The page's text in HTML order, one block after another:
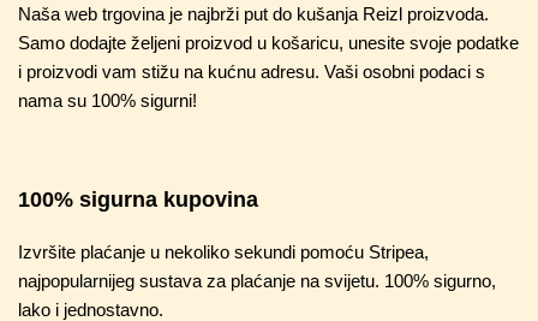
Naša web trgovina je najbrži put do kušanja Reizl proizvoda.
Samo dodajte željeni proizvod u košaricu, unesite svoje podatke
i proizvodi vam stižu na kućnu adresu. Vaši osobni podaci s
nama su 100% sigurni!
100% sigurna kupovina
Izvršite plaćanje u nekoliko sekundi pomoću Stripea,
najpopularnijeg sustava za plaćanje na svijetu. 100% sigurno,
lako i jednostavno.